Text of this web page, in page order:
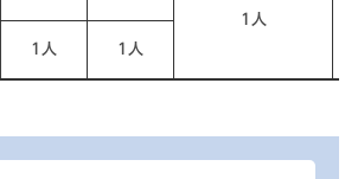
1人
1人 1人